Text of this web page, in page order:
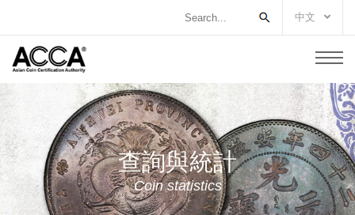
中文
查詢與統計
Coin statistics